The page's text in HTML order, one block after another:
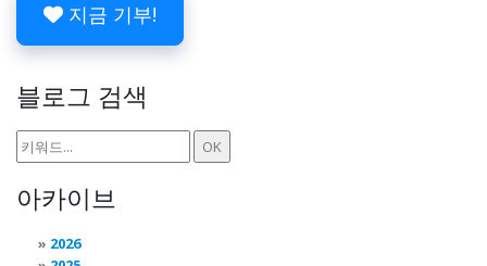
지금 기부!
블로그 검색
아카이브
2026